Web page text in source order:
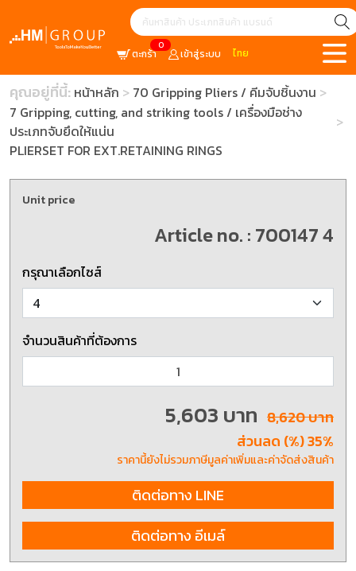
0
ตะกร้า เข้าสู่ระบบ ไทย
คุณอยู่ที่นี้: หน้าหลัก
70 Gripping Pliers / คีมจับชิ้นงาน
7 Gripping, cutting, and striking tools / เครื่องมือช่าง
ประเภทจับยึดให้แน่น
PLIERSET FOR EXT.RETAINING RINGS
Unit price
Article no. : 700147 4
กรุณาเลือกไซส์
จำนวนสินค้าที่ต้องการ
5,603 บาท 8,620 บาท
ส่วนลด (%) 35%
ราคานี้ยังไม่รวมภาษีมูลค่าเพิ่มและค่าจัดส่งสินค้า
ติดต่อทาง LINE
ติดต่อทาง อีเมล์